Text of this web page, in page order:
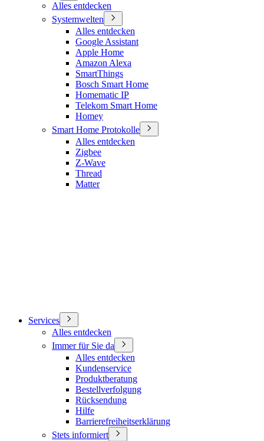
Alles entdecken
Systemwelten
Alles entdecken
Google Assistant
Apple Home
Amazon Alexa
SmartThings
Bosch Smart Home
Homematic IP
Telekom Smart Home
Homey
Smart Home Protokolle
Alles entdecken
Zigbee
Z-Wave
Thread
Matter
Services
Alles entdecken
Immer für Sie da
Alles entdecken
Kundenservice
Produktberatung
Bestellverfolgung
Rücksendung
Hilfe
Barrierefreiheitserklärung
Stets informiert